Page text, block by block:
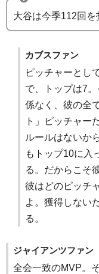
大谷は今季112回を
カブスファン
ピッチャーとし
で、トップは7
係なく、彼の全
ト」ピッチャー
ルールはないか
もトップ10に入
る。だからこそ
彼はどのピッチ
よ。獲得しない
る。
ジャイアンツファン
全会一致のMVP。